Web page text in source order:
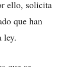
ello, solicita
que han
ley.